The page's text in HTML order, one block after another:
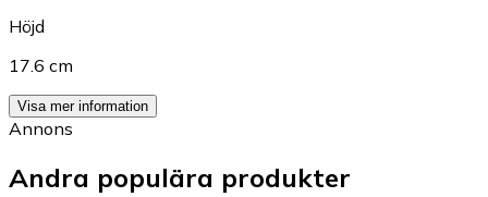
Höjd
17.6 cm
Visa mer information
Annons
Andra populära produkter